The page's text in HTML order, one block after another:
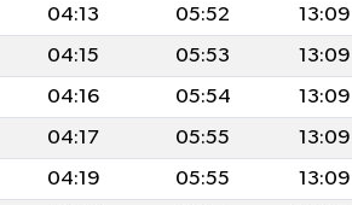
04:13 05:52 13:09
04:15 05:53 13:09
04:16 05:54 13:09
04:17 05:55 13:09
04:19 05:55 13:09